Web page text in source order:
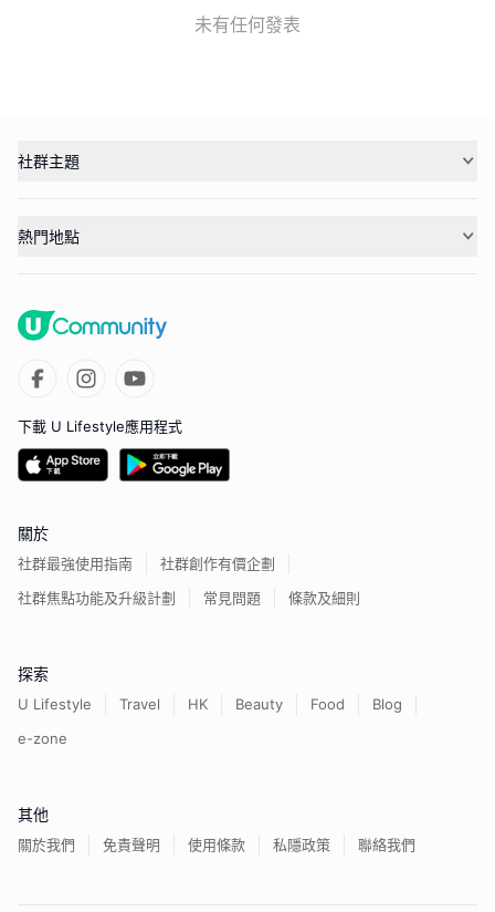
未有任何發表
社群主題
熱門地點
下載 U Lifestyle應用程式
關於
社群最強使用指南
社群創作有價企劃
社群焦點功能及升級計劃
常見問題 條款及細則
探索
U Lifestyle Travel HK Beauty Food
Blog
e-zone
其他
關於我們 免責聲明 使用條款 私隱政策 聯絡我們